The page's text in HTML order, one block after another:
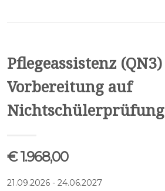
Pflegeassistenz (QN3)
Vorbereitung auf
Nichtschülerprüfung
€ 1.968,00
21.09.2026 - 24.06.2027